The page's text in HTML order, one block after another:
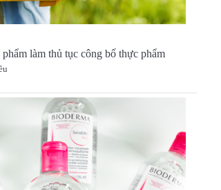
làm thủ tục công bố thực phẩm